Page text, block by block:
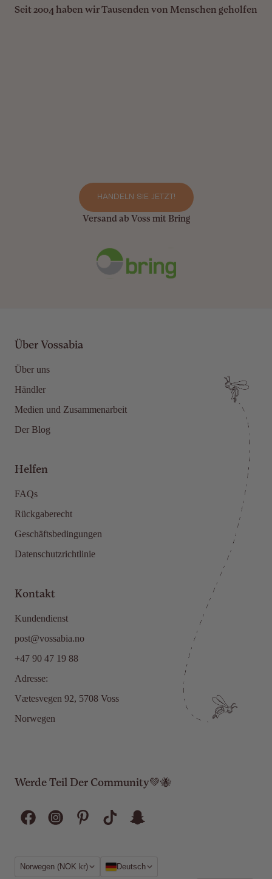
Seit 2004 haben wir Tausenden von Menschen geholfen
HANDELN SIE JETZT!
Versand ab Voss mit Bring
Über Vossabia
Über uns
Händler
Medien und Zusammenarbeit
Der Blog
Helfen
FAQs
Rückgaberecht
Geschäftsbedingungen
Datenschutzrichtlinie
Kontakt
Kundendienst
post@vossabia.no
+47 90 47 19 88
Adresse:
Vætesvegen 92, 5708 Voss
Norwegen
Werde Teil Der Community💚🐝
Region
Norwegen (NOK kr) Sprache
Deutsch